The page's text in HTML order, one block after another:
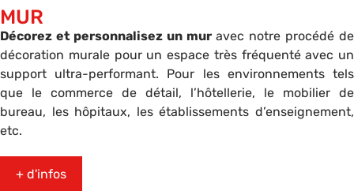
MUR
Décorez et personnalisez un muravec notre procédé de
décoration murale pour un espace très fréquenté avec un
support ultra-performant. Pour les environnements tels
que le commerce de détail, l’hôtellerie, le mobilier de
bureau, les hôpitaux, les établissements d’enseignement,
etc.
+ d'infos